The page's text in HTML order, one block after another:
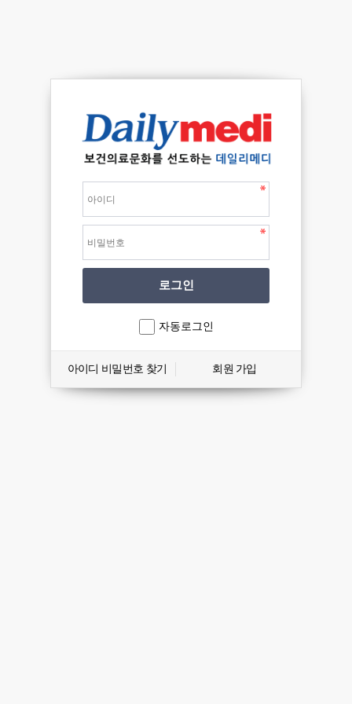
자동로그인
아이디 비밀번호 찾기 회원 가입